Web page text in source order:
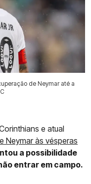
de Neymar até a
e atual
Neymar às vésperas
a possibilidade
entrar em campo.